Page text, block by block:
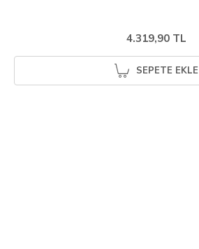
4.319,90 TL
SEPETE EKLE